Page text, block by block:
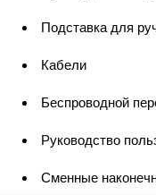
Подставка для
Кабели
Беспроводной
Руководство
Сменные